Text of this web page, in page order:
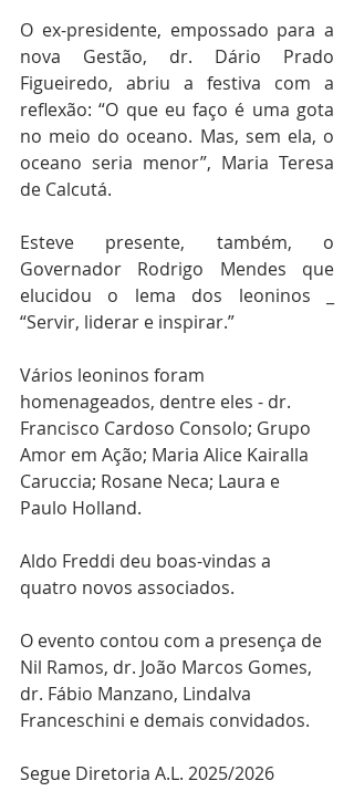
O ex-presidente, empossado para a
nova Gestão, dr. Dário Prado
Figueiredo, abriu a festiva com a
reflexão: “O que eu faço é uma gota
no meio do oceano. Mas, sem ela, o
oceano seria menor”, Maria Teresa
de Calcutá.
Esteve presente, também, o
Governador Rodrigo Mendes que
elucidou o lema dos leoninos _
“Servir, liderar e inspirar.”
Vários leoninos foram
homenageados, dentre eles - dr.
Francisco Cardoso Consolo; Grupo
Amor em Ação; Maria Alice Kairalla
Caruccia; Rosane Neca; Laura e
Paulo Holland.
Aldo Freddi deu boas-vindas a
quatro novos associados.
O evento contou com a presença de
Nil Ramos, dr. João Marcos Gomes,
dr. Fábio Manzano, Lindalva
Franceschini e demais convidados.
Segue Diretoria A.L. 2025/2026